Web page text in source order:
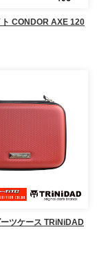
CONDOR AXE 120
ーツケース TRiNiDAD